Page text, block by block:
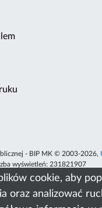
cookie, aby
oraz analizować
- BIP MK © 2003-2026,
wyświetleń: 231821907